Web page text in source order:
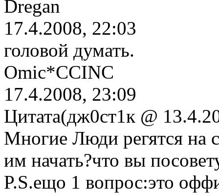
Dregan
17.4.2008, 22:03
головой думать.
Omic*CCINC
17.4.2008, 23:09
Цитата(дж0ст1к @
Многие Люди регятся на
им начать?что вы
P.S.ещо 1 вопрос:это